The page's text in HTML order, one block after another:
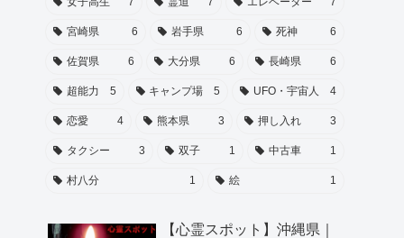
宮崎県 6 岩手県 6 死神 6
佐賀県 6 大分県 6 長崎県 6
超能力 5 キャンプ場 5 UFO・宇宙人 4
恋愛 4 熊本県 3 押し入れ 3
タクシー 3 双子 1 中古車 1
村八分 1 絵 1
【心霊スポット】沖縄県｜